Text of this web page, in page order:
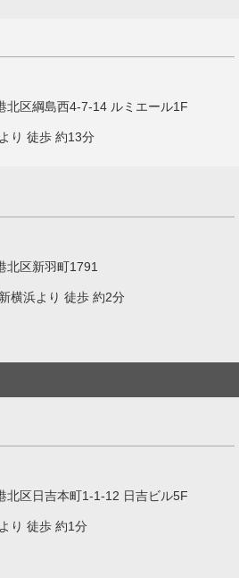
北区綱島西4-7-14 ルミエール1F
り 徒歩 約13分
北区新羽町1791
横浜より 徒歩 約2分
北区日吉本町1-1-12 日吉ビル5F
り 徒歩 約1分